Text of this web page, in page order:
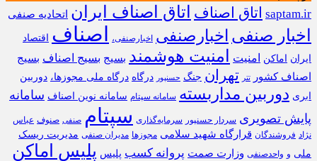
saptam.ir اتاق اصناف اتاق اصناف ایران اتحادیه صنفی
اخبار صنفی اخبارصنفی اخبارصنفی، اصناف
اقتصاد
ایران
اماکن امنیت امنیت هوشمند بسیج بسیج اصناف بسیج
اصناف کشور
تتر تهران جنگ حسنپور درگاه درگاه ملی مجوزها، دوربین
ابری دوربین مداربسته سامانه سپتام سامانه نوین اصناف سامانه
پایش تصویری سردار حسنپور سرمایه‌گذاری سپتام صنفی صنوف عباس
نژاد فروشندگان قرارگاه شهید سلامی مجوزها مدیران صنفی مدیریت ریسک
ملی و واحدصنفی وزارت صمت پروانه کسب پلیس پلیس اماکن